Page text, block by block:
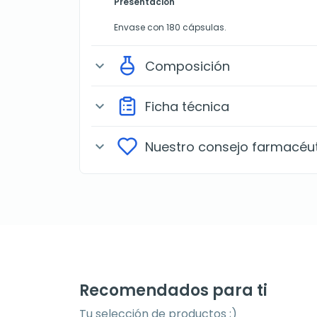
Envase con 180 cápsulas.
expand_more Composición
expand_more Ficha técnica
expand_more Nuestro consejo
Recomendados para ti